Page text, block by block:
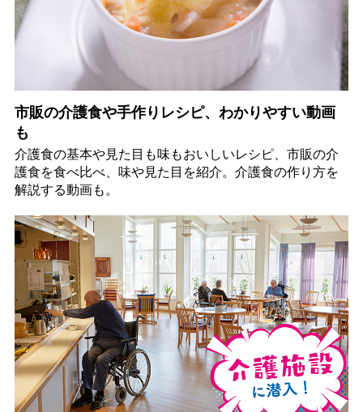
市販の介護食や手作りレシピ、わかりやすい動画
も
介護食の基本や見た目も味もおいしいレシピ、市販の介
護食を食べ比べ、味や見た目を紹介。介護食の作り方を
解説する動画も。